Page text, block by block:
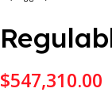
$547,310.00